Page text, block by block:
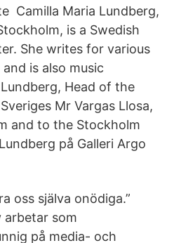
Camilla Maria Lundberg,
is a Swedish
She writes for various
is also music
Head of the
Mr Vargas Llosa,
and to the Stockholm
på Galleri Argo
oss själva onödiga.”
arbetar som
på media- och